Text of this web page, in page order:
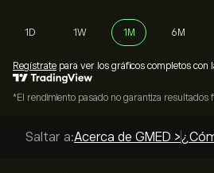
1D 1W 1M 6M
Regístrate para ver los gráficos completos con
*El rendimiento pasado no garantiza resultados
Saltar a:Acerca de GMED >